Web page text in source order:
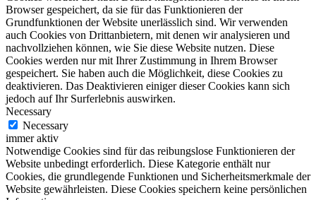
Browser gespeichert, da sie für das Funktionieren der
Grundfunktionen der Website unerlässlich sind. Wir verwenden
auch Cookies von Drittanbietern, mit denen wir analysieren und
nachvollziehen können, wie Sie diese Website nutzen. Diese
Cookies werden nur mit Ihrer Zustimmung in Ihrem Browser
gespeichert. Sie haben auch die Möglichkeit, diese Cookies zu
deaktivieren. Das Deaktivieren einiger dieser Cookies kann sich
jedoch auf Ihr Surferlebnis auswirken.
Necessary
Necessary
immer aktiv
Notwendige Cookies sind für das reibungslose Funktionieren der
Website unbedingt erforderlich. Diese Kategorie enthält nur
Cookies, die grundlegende Funktionen und Sicherheitsmerkmale der
Website gewährleisten. Diese Cookies speichern keine persönlichen